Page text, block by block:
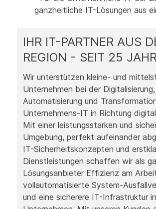
ganzheitliche IT-Lösungen aus
IHR IT-PARTNER AUS
REGION - SEIT 25
Wir unterstützen kleine- und
Unternehmen bei der Digitalisierung,
Automatisierung und
Unternehmens-IT in Richtung
Mit einer leistungsstarken und
Umgebung, perfekt aufeinander
IT-Sicherheitskonzepten und
Dienstleistungen schaffen wir als
Lösungsanbieter Effizienz am
vollautomatisierte System-
und eine sicherere IT-Infrastruktur